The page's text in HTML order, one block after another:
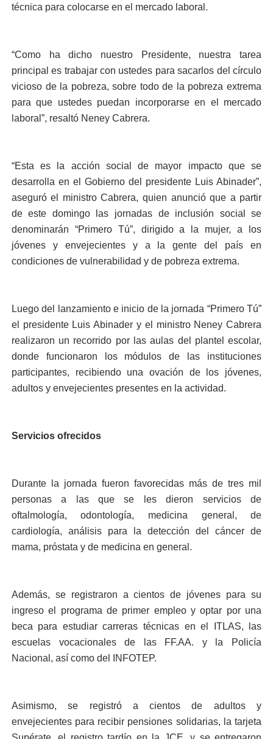
técnica para colocarse en el mercado laboral.
“Como ha dicho nuestro Presidente, nuestra tarea
principal es trabajar con ustedes para sacarlos del círculo
vicioso de la pobreza, sobre todo de la pobreza extrema
para que ustedes puedan incorporarse en el mercado
laboral”, resaltó Neney Cabrera.
“Esta es la acción social de mayor impacto que se
desarrolla en el Gobierno del presidente Luis Abinader”,
aseguró el ministro Cabrera, quien anunció que a partir
de este domingo las jornadas de inclusión social se
denominarán “Primero Tú”, dirigido a la mujer, a los
jóvenes y envejecientes y a la gente del país en
condiciones de vulnerabilidad y de pobreza extrema.
Luego del lanzamiento e inicio de la jornada “Primero Tú”
el presidente Luis Abinader y el ministro Neney Cabrera
realizaron un recorrido por las aulas del plantel escolar,
donde funcionaron los módulos de las instituciones
participantes, recibiendo una ovación de los jóvenes,
adultos y envejecientes presentes en la actividad.
Servicios ofrecidos
Durante la jornada fueron favorecidas más de tres mil
personas a las que se les dieron servicios de
oftalmología, odontología, medicina general, de
cardiología, análisis para la detección del cáncer de
mama, próstata y de medicina en general.
Además, se registraron a cientos de jóvenes para su
ingreso el programa de primer empleo y optar por una
beca para estudiar carreras técnicas en el ITLAS, las
escuelas vocacionales de las FF.AA. y la Policía
Nacional, así como del INFOTEP.
Asimismo, se registró a cientos de adultos y
envejecientes para recibir pensiones solidarias, la tarjeta